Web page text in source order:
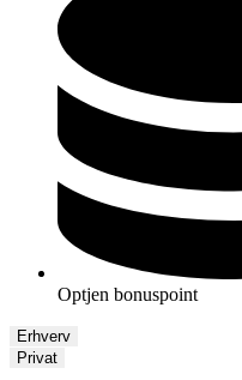
Optjen bonuspoint
Erhverv
Privat